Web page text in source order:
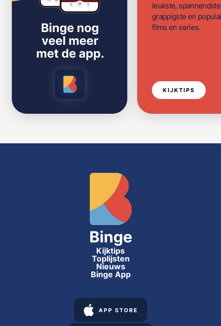
leukste,
grappigste en
films en series.
KIJKTIPS
Kijktips
Toplijsten
Nieuws
Binge App